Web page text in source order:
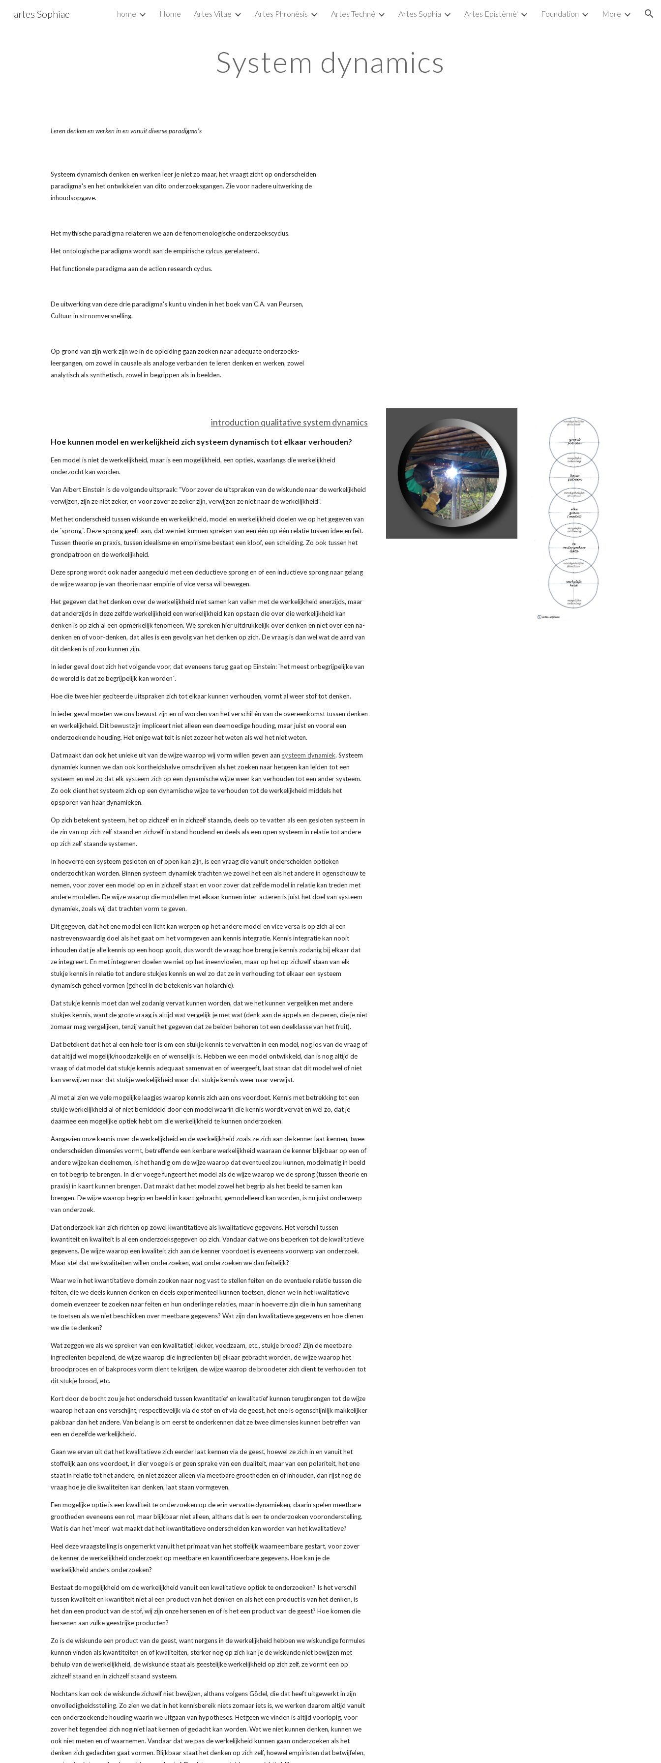
Skip to main content Skip to navigation
artes Sophiae home Home Artes Vitae Artes Phronèsis Artes Techné Artes Sophia Artes Epistèmè' Foundation More
System dynamics
Leren denken en werken in en vanuit diverse paradigma's
Systeem dynamisch denken en werken leer je niet zo maar, het vraagt zicht op onderscheiden
paradigma's en het ontwikkelen van dito onderzoeksgangen. Zie voor nadere uitwerking de
inhoudsopgave.
Het mythische paradigma relateren we aan de fenomenologische onderzoekscyclus.
Het ontologische paradigma wordt aan de empirische cylcus gerelateerd.
Het functionele paradigma aan de action research cyclus.
De uitwerking van deze drie paradigma's kunt u vinden in het boek van C.A. van Peursen,
Cultuur in stroomversnelling.
Op grond van zijn werk zijn we in de opleiding gaan zoeken naar adequate onderzoeks-
leergangen, om zowel in causale als analoge verbanden te leren denken en werken, zowel
analytisch als synthetisch, zowel in begrippen als in beelden.
introduction qualitative system dynamics
Hoe kunnen model en werkelijkheid zich systeem dynamisch tot elkaar verhouden?
Een model is niet de werkelijkheid, maar is een mogelijkheid, een optiek, waarlangs die werkelijkheid
onderzocht kan worden.
Van Albert Einstein is de volgende uitspraak: “Voor zover de uitspraken van de wiskunde naar de werkelijkheid
verwijzen, zijn ze niet zeker, en voor zover ze zeker zijn, verwijzen ze niet naar de werkelijkheid”.
Met het onderscheid tussen wiskunde en werkelijkheid, model en werkelijkheid doelen we op het gegeven van
de ´sprong´. Deze sprong geeft aan, dat we niet kunnen spreken van een één op één relatie tussen idee en feit.
Tussen theorie en praxis, tussen idealisme en empirisme bestaat een kloof, een scheiding. Zo ook tussen het
grondpatroon en de werkelijkheid.
Deze sprong wordt ook nader aangeduid met een deductieve sprong en of een inductieve sprong naar gelang
de wijze waarop je van theorie naar empirie of vice versa wil bewegen.
Het gegeven dat het denken over de werkelijkheid niet samen kan vallen met de werkelijkheid enerzijds, maar
dat anderzijds in deze zelfde werkelijkheid een werkelijkheid kan opstaan die over die werkelijkheid kan
denken is op zich al een opmerkelijk fenomeen. We spreken hier uitdrukkelijk over denken en niet over een na-
denken en of voor-denken, dat alles is een gevolg van het denken op zich. De vraag is dan wel wat de aard van
dit denken is of zou kunnen zijn.
In ieder geval doet zich het volgende voor, dat eveneens terug gaat op Einstein: `het meest onbegrijpelijke van
de wereld is dat ze begrijpelijk kan worden´.
Hoe die twee hier geciteerde uitspraken zich tot elkaar kunnen verhouden, vormt al weer stof tot denken.
In ieder geval moeten we ons bewust zijn en of worden van het verschil én van de overeenkomst tussen denken
en werkelijkheid. Dit bewustzijn impliceert niet alleen een deemoedige houding, maar juist en vooral een
onderzoekende houding. Het enige wat telt is niet zozeer het weten als wel het niet weten.
Dat maakt dan ook het unieke uit van de wijze waarop wij vorm willen geven aan systeem dynamiek. Systeem
dynamiek kunnen we dan ook kortheidshalve omschrijven als het zoeken naar hetgeen kan leiden tot een
systeem en wel zo dat elk systeem zich op een dynamische wijze weer kan verhouden tot een ander systeem.
Zo ook dient het systeem zich op een dynamische wijze te verhouden tot de werkelijkheid middels het
opsporen van haar dynamieken.
Op zich betekent systeem, het op zichzelf en in zichzelf staande, deels op te vatten als een gesloten systeem in
de zin van op zich zelf staand en zichzelf in stand houdend en deels als een open systeem in relatie tot andere
op zich zelf staande systemen.
In hoeverre een systeem gesloten en of open kan zijn, is een vraag die vanuit onderscheiden optieken
onderzocht kan worden. Binnen systeem dynamiek trachten we zowel het een als het andere in ogenschouw te
nemen, voor zover een model op en in zichzelf staat en voor zover dat zelfde model in relatie kan treden met
andere modellen. De wijze waarop die modellen met elkaar kunnen inter-acteren is juist het doel van systeem
dynamiek, zoals wij dat trachten vorm te geven.
Dit gegeven, dat het ene model een licht kan werpen op het andere model en vice versa is op zich al een
nastrevenswaardig doel als het gaat om het vormgeven aan kennis integratie. Kennis integratie kan nooit
inhouden dat je alle kennis op een hoop gooit, dus wordt de vraag: hoe breng je kennis zodanig bij elkaar dat
ze integreert. En met integreren doelen we niet op het ineenvloeien, maar op het op zichzelf staan van elk
stukje kennis in relatie tot andere stukjes kennis en wel zo dat ze in verhouding tot elkaar een systeem
dynamisch geheel vormen (geheel in de betekenis van holarchie).
Dat stukje kennis moet dan wel zodanig vervat kunnen worden, dat we het kunnen vergelijken met andere
stukjes kennis, want de grote vraag is altijd wat vergelijk je met wat (denk aan de appels en de peren, die je niet
zomaar mag vergelijken, tenzij vanuit het gegeven dat ze beiden behoren tot een deelklasse van het fruit).
Dat betekent dat het al een hele toer is om een stukje kennis te vervatten in een model, nog los van de vraag of
dat altijd wel mogelijk/noodzakelijk en of wenselijk is. Hebben we een model ontwikkeld, dan is nog altijd de
vraag of dat model dat stukje kennis adequaat samenvat en of weergeeft, laat staan dat dit model wel of niet
kan verwijzen naar dat stukje werkelijkheid waar dat stukje kennis weer naar verwijst.
Al met al zien we vele mogelijke laagjes waarop kennis zich aan ons voordoet. Kennis met betrekking tot een
stukje werkelijkheid al of niet bemiddeld door een model waarin die kennis wordt vervat en wel zo, dat je
daarmee een mogelijke optiek hebt om die werkelijkheid te kunnen onderzoeken.
Aangezien onze kennis over de werkelijkheid en de werkelijkheid zoals ze zich aan de kenner laat kennen, twee
onderscheiden dimensies vormt, betreffende een kenbare werkelijkheid waaraan de kenner blijkbaar op een of
andere wijze kan deelnemen, is het handig om de wijze waarop dat eventueel zou kunnen, modelmatig in beeld
en tot begrip te brengen. In dier voege fungeert het model als de wijze waarop we de sprong (tussen theorie en
praxis) in kaart kunnen brengen. Dat maakt dat het model zowel het begrip als het beeld te samen kan
brengen. De wijze waarop begrip en beeld in kaart gebracht, gemodelleerd kan worden, is nu juist onderwerp
van onderzoek.
Dat onderzoek kan zich richten op zowel kwantitatieve als kwalitatieve gegevens. Het verschil tussen
kwantiteit en kwaliteit is al een onderzoeksgegeven op zich. Vandaar dat we ons beperken tot de kwalitatieve
gegevens. De wijze waarop een kwaliteit zich aan de kenner voordoet is eveneens voorwerp van onderzoek.
Maar stel dat we kwaliteiten willen onderzoeken, wat onderzoeken we dan feitelijk?
Waar we in het kwantitatieve domein zoeken naar nog vast te stellen feiten en de eventuele relatie tussen die
feiten, die we deels kunnen denken en deels experimenteel kunnen toetsen, dienen we in het kwalitatieve
domein evenzeer te zoeken naar feiten en hun onderlinge relaties, maar in hoeverre zijn die in hun samenhang
te toetsen als we niet beschikken over meetbare gegevens? Wat zijn dan kwalitatieve gegevens en hoe dienen
we die te denken?
Wat zeggen we als we spreken van een kwalitatief, lekker, voedzaam, etc., stukje brood? Zijn de meetbare
ingrediënten bepalend, de wijze waarop die ingrediënten bij elkaar gebracht worden, de wijze waarop het
broodproces en of bakproces vorm dient te krijgen, de wijze waarop de broodeter zich dient te verhouden tot
dit stukje brood, etc.
Kort door de bocht zou je het onderscheid tussen kwantitatief en kwalitatief kunnen terugbrengen tot de wijze
waarop het aan ons verschijnt, respectievelijk via de stof en of via de geest, het ene is ogenschijnlijk makkelijker
pakbaar dan het andere. Van belang is om eerst te onderkennen dat ze twee dimensies kunnen betreffen van
een en dezelfde werkelijkheid.
Gaan we ervan uit dat het kwalitatieve zich eerder laat kennen via de geest, hoewel ze zich in en vanuit het
stoffelijk aan ons voordoet, in dier voege is er geen sprake van een dualiteit, maar van een polariteit, het ene
staat in relatie tot het andere, en niet zozeer alleen via meetbare grootheden en of inhouden, dan rijst nog de
vraag hoe je die kwaliteiten kan denken, laat staan vormgeven.
Een mogelijke optie is een kwaliteit te onderzoeken op de erin vervatte dynamieken, daarin spelen meetbare
grootheden eveneens een rol, maar blijkbaar niet alleen, althans dat is een te onderzoeken vooronderstelling.
Wat is dan het 'meer' wat maakt dat het kwantitatieve onderscheiden kan worden van het kwalitatieve?
Heel deze vraagstelling is ongemerkt vanuit het primaat van het stoffelijk waarneembare gestart, voor zover
de kenner de werkelijkheid onderzoekt op meetbare en kwantificeerbare gegevens. Hoe kan je de
werkelijkheid anders onderzoeken?
Bestaat de mogelijkheid om de werkelijkheid vanuit een kwalitatieve optiek te onderzoeken? Is het verschil
tussen kwaliteit en kwantiteit niet al een product van het denken en als het een product is van het denken, is
het dan een product van de stof, wij zijn onze hersenen en of is het een product van de geest? Hoe komen die
hersenen aan zulke geestrijke producten?
Zo is de wiskunde een product van de geest, want nergens in de werkelijkheid hebben we wiskundige formules
kunnen vinden als kwantiteiten en of kwaliteiten, sterker nog op zich kan je de wiskunde niet bewijzen met
behulp van de werkelijkheid, de wiskunde staat als geestelijke werkelijkheid op zich zelf, ze vormt een op
zichzelf staand en in zichzelf staand systeem.
Nochtans kan ook de wiskunde zichzelf niet bewijzen, althans volgens Gödel, die dat heeft uitgewerkt in zijn
onvolledigheidsstelling. Zo zien we dat in het kennisbereik niets zomaar iets is, we werken daarom altijd vanuit
een onderzoekende houding waarin we uitgaan van hypotheses. Hetgeen we vinden is altijd voorlopig, voor
zover het tegendeel zich nog niet laat kennen of gedacht kan worden. Wat we niet kunnen denken, kunnen we
ook niet meten en of waarnemen. Vandaar dat we pas de werkelijkheid kunnen gaan onderzoeken als het
denken zich gedachten gaat vormen. Blijkbaar staat het denken op zich zelf, hoewel empiristen dat betwijfelen,